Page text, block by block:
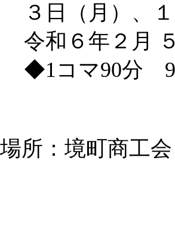
３日（月）、
令和６年２月
◆1コマ90分 9
場所：境町商工会